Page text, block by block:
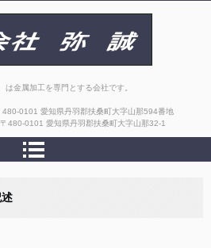
属加工を専門とする会社です。
480-0101 愛知県丹羽郡扶桑町大字山那594番地
〒480-0101 愛知県丹羽郡扶桑町大字山那32-1